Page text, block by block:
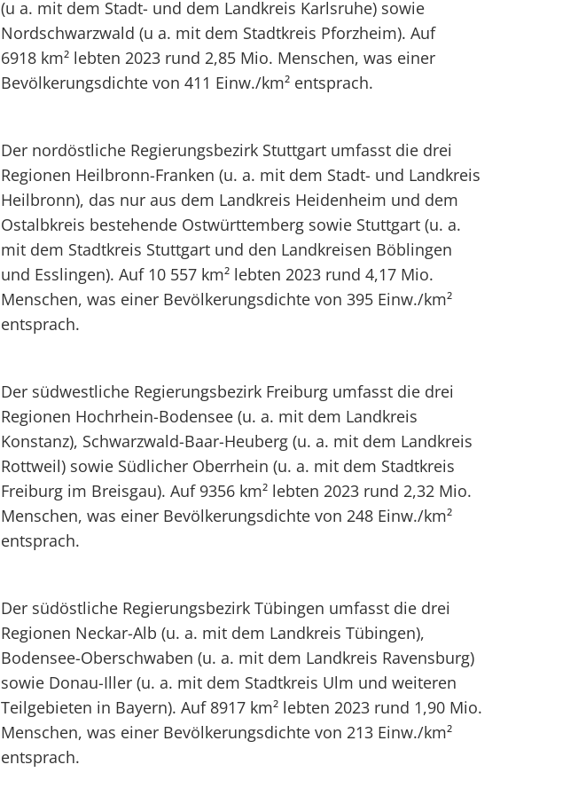
(u a. mit dem Stadt- und dem Landkreis Karlsruhe) sowie
Nordschwarzwald (u a. mit dem Stadtkreis Pforzheim). Auf
6918 km² lebten 2023 rund 2,85 Mio. Menschen, was einer
Bevölkerungsdichte von 411 Einw./km² entsprach.
Der nordöstliche Regierungsbezirk Stuttgart umfasst die drei
Regionen Heilbronn-Franken (u. a. mit dem Stadt- und Landkreis
Heilbronn), das nur aus dem Landkreis Heidenheim und dem
Ostalbkreis bestehende Ostwürttemberg sowie Stuttgart (u. a.
mit dem Stadtkreis Stuttgart und den Landkreisen Böblingen
und Esslingen). Auf 10 557 km² lebten 2023 rund 4,17 Mio.
Menschen, was einer Bevölkerungsdichte von 395 Einw./km²
entsprach.
Der südwestliche Regierungsbezirk Freiburg umfasst die drei
Regionen Hochrhein-Bodensee (u. a. mit dem Landkreis
Konstanz), Schwarzwald-Baar-Heuberg (u. a. mit dem Landkreis
Rottweil) sowie Südlicher Oberrhein (u. a. mit dem Stadtkreis
Freiburg im Breisgau). Auf 9356 km² lebten 2023 rund 2,32 Mio.
Menschen, was einer Bevölkerungsdichte von 248 Einw./km²
entsprach.
Der südöstliche Regierungsbezirk Tübingen umfasst die drei
Regionen Neckar-Alb (u. a. mit dem Landkreis Tübingen),
Bodensee-Oberschwaben (u. a. mit dem Landkreis Ravensburg)
sowie Donau-Iller (u. a. mit dem Stadtkreis Ulm und weiteren
Teilgebieten in Bayern). Auf 8917 km² lebten 2023 rund 1,90 Mio.
Menschen, was einer Bevölkerungsdichte von 213 Einw./km²
entsprach.